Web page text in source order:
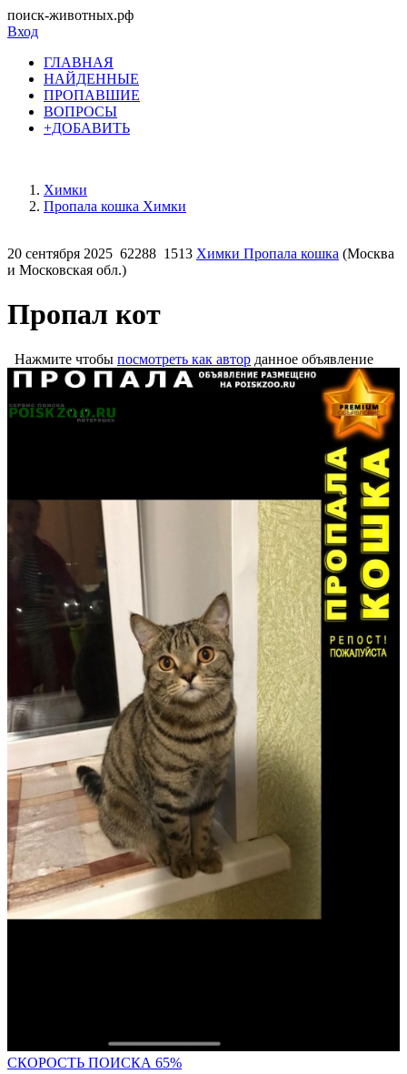
поиск-животных.рф
Вход
ГЛАВНАЯ
НАЙДЕННЫЕ
ПРОПАВШИЕ
ВОПРОСЫ
+ДОБАВИТЬ
Химки
Пропала кошка Химки
20 сентября 2025 62288 1513 Химки Пропала кошка (Москва
и Московская обл.)
Пропал кот
Нажмите чтобы посмотреть как автор данное объявление
СКОРОСТЬ ПОИСКА 65%